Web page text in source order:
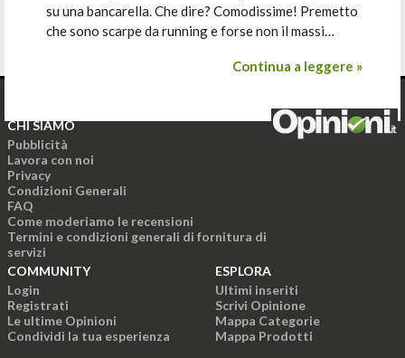
su una bancarella. Che dire? Comodissime! Premetto
che sono scarpe da running e forse non il massi…
Continua a leggere »
CHI SIAMO
Pubblicità
Lavora con noi
Privacy
Condizioni Generali
FAQ
Come moderiamo le recensioni
Termini e condizioni generali di fornitura di
servizi
COMMUNITY
Login
Registrati
Le ultime Opinioni
Condividi la tua esperienza
ESPLORA
Ultimi inseriti
Scrivi Opinione
Mappa Categorie
Mappa Prodotti